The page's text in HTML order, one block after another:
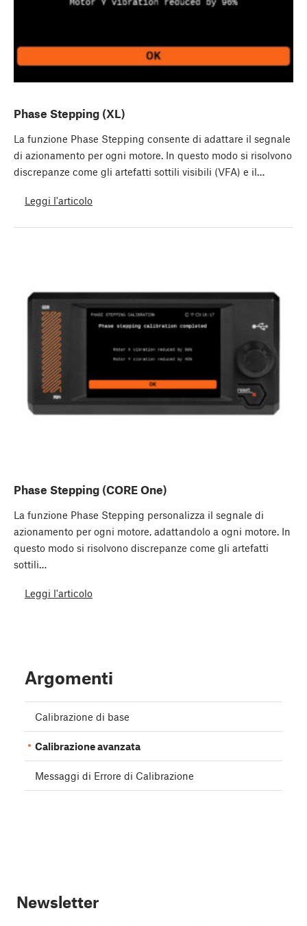
Phase Stepping (XL)
La funzione Phase Stepping consente di adattare il segnale
di azionamento per ogni motore. In questo modo si risolvono
discrepanze come gli artefatti sottili visibili (VFA) e il…
Leggi l'articolo
Phase Stepping (CORE One)
La funzione Phase Stepping personalizza il segnale di
azionamento per ogni motore, adattandolo a ogni motore. In
questo modo si risolvono discrepanze come gli artefatti
sottili…
Leggi l'articolo
Argomenti
Calibrazione di base
Calibrazione avanzata
Messaggi di Errore di Calibrazione
Newsletter